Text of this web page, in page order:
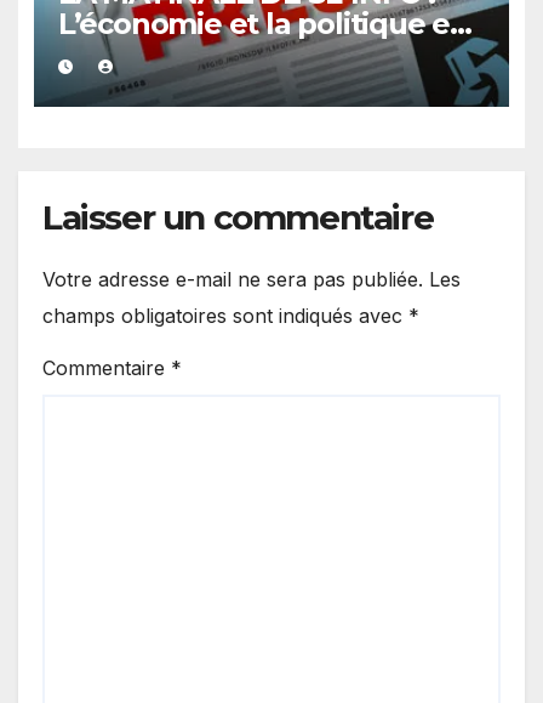
L’économie et la politique en
vedette
Laisser un commentaire
Votre adresse e-mail ne sera pas publiée. Les
champs obligatoires sont indiqués avec *
Commentaire *